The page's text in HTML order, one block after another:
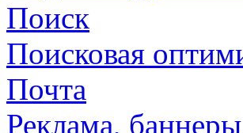
Поиск
Поисковая
Почта
Реклама, баннеры